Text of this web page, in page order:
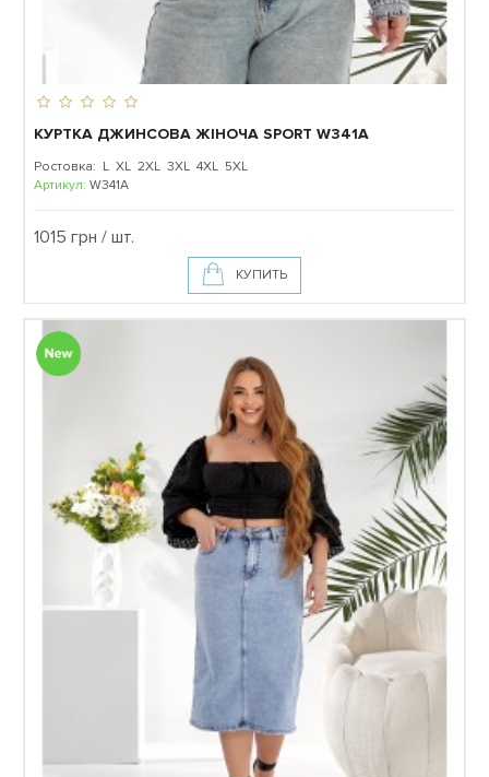
КУРТКА ДЖИНСОВА ЖІНОЧА SPORT W341A
Ростовка: L XL 2XL 3XL 4XL 5XL
Артикул: W341A
1015 грн / шт.
КУПИТЬ